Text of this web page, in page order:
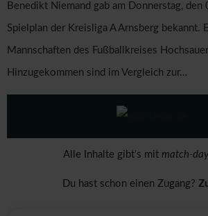
Benedikt Niemand gab am Donnerstag, den
Spielplan der Kreisliga A Arnsberg bekannt.
Mannschaften des Fußballkreises
Hinzugekommen sind im Vergleich zur…
Alle Inhalte gibt's mit match-
Du hast schon einen Zugang?